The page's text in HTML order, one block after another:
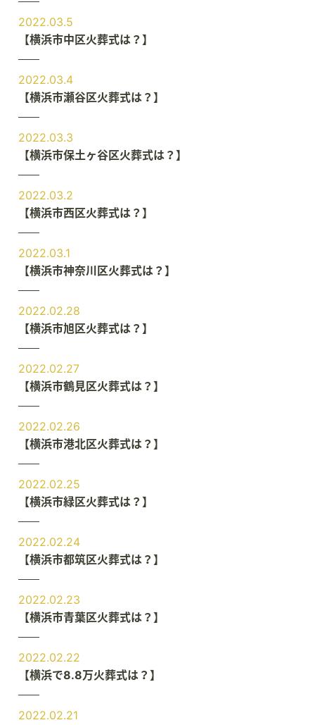
2022.03.5
【横浜市中区火葬式は？】
2022.03.4
【横浜市瀬谷区火葬式は？】
2022.03.3
【横浜市保土ヶ谷区火葬式は？】
2022.03.2
【横浜市西区火葬式は？】
2022.03.1
【横浜市神奈川区火葬式は？】
2022.02.28
【横浜市旭区火葬式は？】
2022.02.27
【横浜市鶴見区火葬式は？】
2022.02.26
【横浜市港北区火葬式は？】
2022.02.25
【横浜市緑区火葬式は？】
2022.02.24
【横浜市都筑区火葬式は？】
2022.02.23
【横浜市青葉区火葬式は？】
2022.02.22
【横浜で8.8万火葬式は？】
2022.02.21